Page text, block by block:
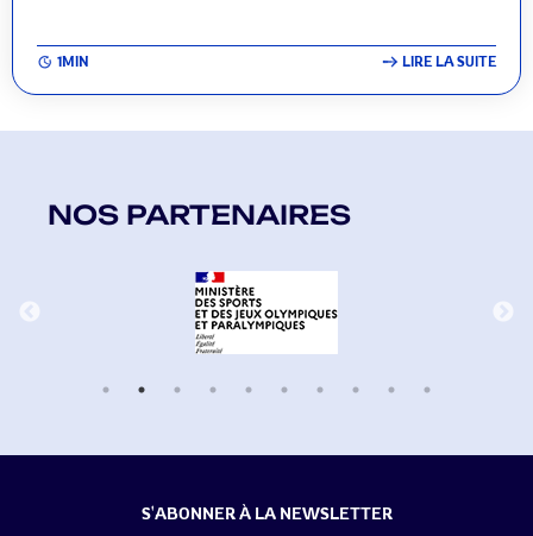
1MIN LIRE LA SUITE
NOS PARTENAIRES
S'ABONNER À LA NEWSLETTER